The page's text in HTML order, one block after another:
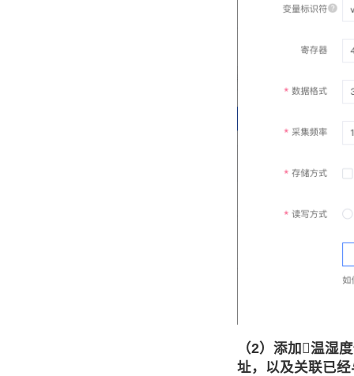
（2）添加温湿
址，以及关联已